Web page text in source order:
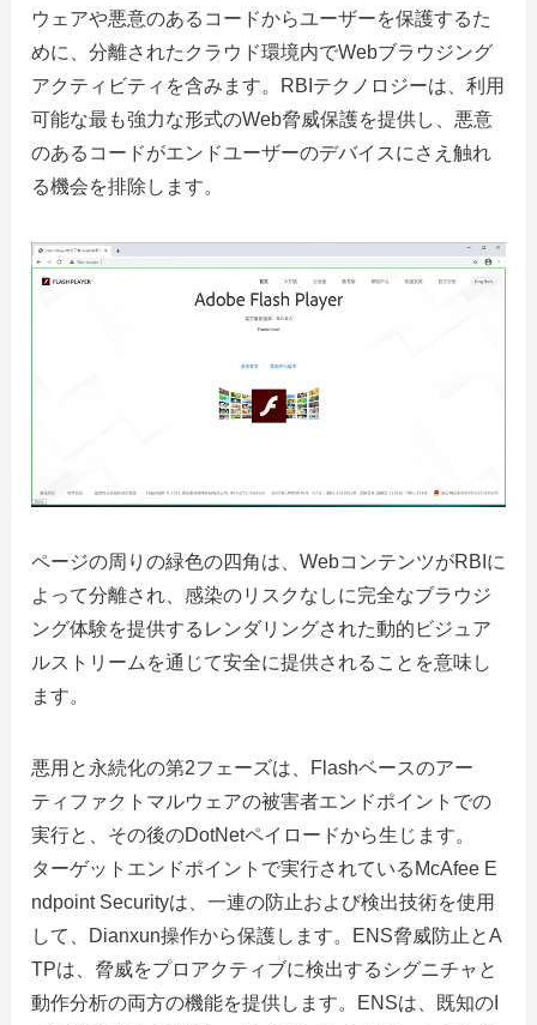
ウェアや悪意のあるコードからユーザーを保護するた
めに、分離されたクラウド環境内でWebブラウジング
アクティビティを含みます。RBIテクノロジーは、利用
可能な最も強力な形式のWeb脅威保護を提供し、悪意
のあるコードがエンドユーザーのデバイスにさえ触れ
る機会を排除します。
ページの周りの緑色の四角は、WebコンテンツがRBIに
よって分離され、感染のリスクなしに完全なブラウジ
ング体験を提供するレンダリングされた動的ビジュア
ルストリームを通じて安全に提供されることを意味し
ます。
悪用と永続化の第2フェーズは、Flashベースのアー
ティファクトマルウェアの被害者エンドポイントでの
実行と、その後のDotNetペイロードから生じます。
ターゲットエンドポイントで実行されているMcAfee E
ndpoint Securityは、一連の防止および検出技術を使用
して、Dianxun操作から保護します。ENS脅威防止とA
TPは、脅威をプロアクティブに検出するシグニチャと
動作分析の両方の機能を提供します。ENSは、既知のI